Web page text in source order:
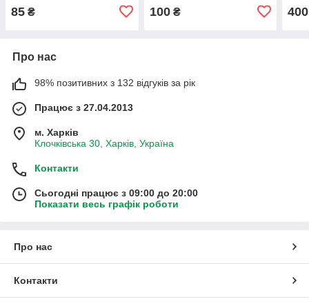
Г.М., Твердохвалова І.В.
85 ₴ 100₴ 400
Про нас
98% позитивних з 132 відгуків за рік
Працює з 27.04.2013
м. Харків
Клочківська 30, Харків, Україна
Контакти
Сьогодні працює з 09:00 до 20:00
Показати весь графік роботи
Про нас
Контакти